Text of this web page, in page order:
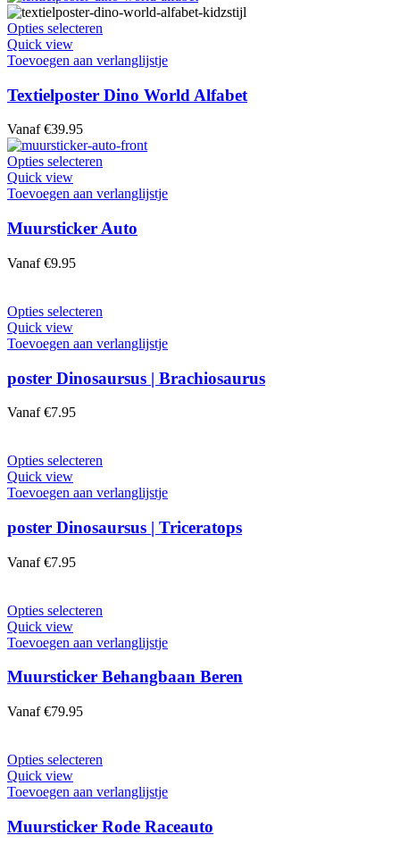
Opties selecteren
heeft
variaties.
Deze
kan
gekozen
worden
op
de
productpagina
Quick view
Toevoegen aan verlanglijstje
Textielposter Dino World Alfabet
Vanaf €39.95
Opties selecteren
heeft
variaties.
Deze
op
de
productpagina
Quick view
Toevoegen aan verlanglijstje
Muursticker Auto
Vanaf €9.95
Opties selecteren
heeft
variaties.
Deze
op
de
productpagina
Quick view
Toevoegen aan verlanglijstje
poster Dinosaursus | Brachiosaurus
Vanaf €7.95
Opties selecteren
heeft
variaties.
Deze
op
de
productpagina
Quick view
Toevoegen aan verlanglijstje
poster Dinosaursus | Triceratops
Vanaf €7.95
Opties selecteren
heeft
variaties.
op
de
productpagina
Quick view
Toevoegen aan verlanglijstje
Muursticker Behangbaan Beren
Vanaf €79.95
Opties selecteren
heeft
variaties.
Deze
Quick view
Toevoegen aan verlanglijstje
Muursticker Rode Raceauto